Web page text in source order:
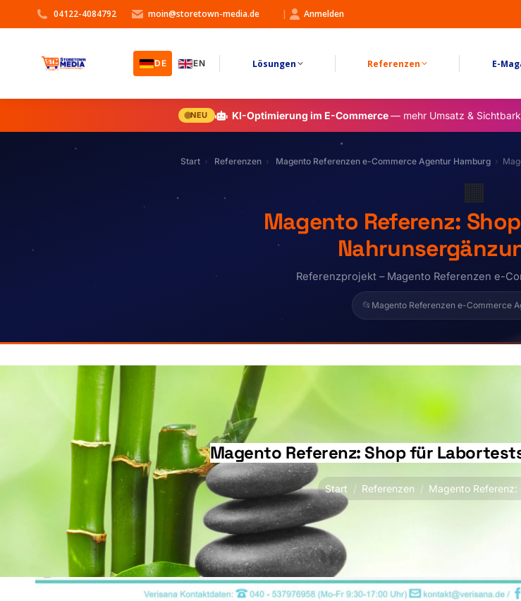
04122-4084792 moin@storetown-media.de | Anmelden
DE EN Lösungen Referenzen E-
NEU KI-Optimierung im E-Commerce— mehr Umsatz &
Start Referenzen Magento Referenzen e-Commerce Agentur Hamburg
🟧
Magento Referenz:
Referenzprojekt – Magento Referenzen e-
📂 Magento Referenzen e-Commerce
Magento Referenz: Shop für
Start Referenzen Magento